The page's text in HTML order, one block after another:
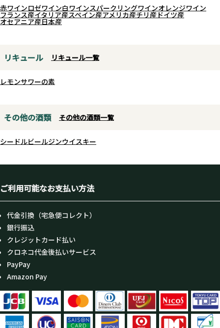
の少ないエレガントな酒質となり
ます。この価格でこの酒質、長瀞
赤ワインロゼワイン白ワインスパークリングワインオレンジワイン
フランス産イタリア産スペイン産アメリカ産チリ産ドイツ産
オセアニア産日本産
リキュール リキュール一覧
レモンサワーの素
その他の酒類 その他の酒類一覧
シードルビールジンウイスキー
ご利用可能なお支払い方法
代金引換（宅急便コレクト）
銀行振込
クレジットカード払い
クロネコ代金後払いサービス
PayPay
Amazon Pay